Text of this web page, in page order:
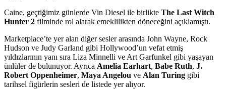
Caine, geçtiğimiz günlerde Vin Diesel ile birlikte The Last Witch
Hunter 2 filminde rol alarak emeklilikten döneceğini açıklamıştı.
Marketplace’te yer alan diğer sesler arasında John Wayne, Rock
Hudson ve Judy Garland gibi Hollywood’un vefat etmiş
yıldızlarının yanı sıra Liza Minnelli ve Art Garfunkel gibi yaşayan
ünlüler de bulunuyor. Ayrıca Amelia Earhart, Babe Ruth, J.
Robert Oppenheimer, Maya Angelou ve Alan Turing gibi
tarihsel figürlerin sesleri de listede yer alıyor.